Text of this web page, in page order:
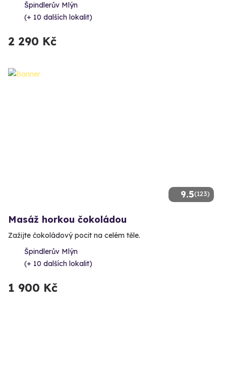
Špindlerův Mlýn
(+ 10 dalších lokalit)
2 290 Kč
9.5(123)
Masáž horkou čokoládou
Zažijte čokoládový pocit na celém těle.
Špindlerův Mlýn
(+ 10 dalších lokalit)
1 900 Kč